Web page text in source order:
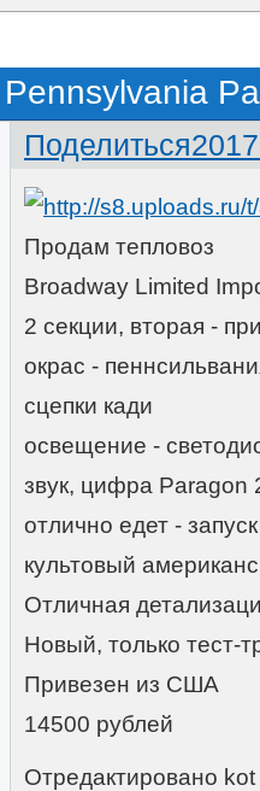
Pennsylvania
Поделиться
Продам тепловоз
Broadway Limited
2 секции, вторая -
окрас -
сцепки кади
освещение -
звук, цифра Paragon
отлично едет -
культовый
Отличная
Новый, только тест-
Привезен из США
14500 рублей
Отредактировано